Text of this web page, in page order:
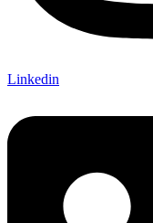
Linkedin